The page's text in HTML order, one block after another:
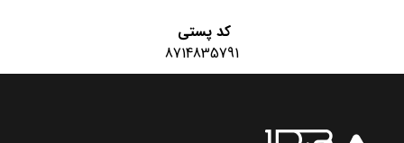
کد پستی
8714835791